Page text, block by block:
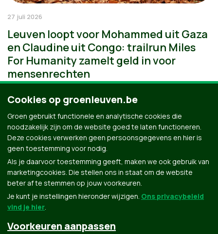
27 juli 2026
Leuven loopt voor Mohammed uit Gaza
en Claudine uit Congo: trailrun Miles
For Humanity zamelt geld in voor
mensenrechten
Groen.be
Cookies op groenleuven.be
Groen gebruikt functionele en analytische cookies die
noodzakelijk zijn om de website goed te laten functioneren.
Deze cookies verwerken geen persoonsgegevens en hier is
geen toestemming voor nodig.
Als je daarvoor toestemming geeft, maken we ook gebruik van
marketingcookies. Die stellen ons in staat om de website
beter af te stemmen op jouw voorkeuren.
Je kunt je instellingen hieronder wijzigen. Ons privacybeleid
vind je hier.
Voorkeuren aanpassen